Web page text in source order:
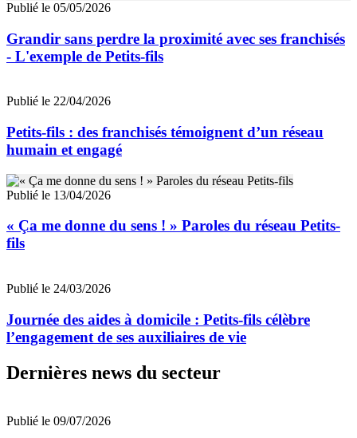
Publié le 05/05/2026
Grandir sans perdre la proximité avec ses franchisés
- L'exemple de Petits-fils
Publié le 22/04/2026
Petits-fils : des franchisés témoignent d’un réseau
humain et engagé
Publié le 13/04/2026
« Ça me donne du sens ! » Paroles du réseau Petits-
fils
Publié le 24/03/2026
Journée des aides à domicile : Petits-fils célèbre
l’engagement de ses auxiliaires de vie
Dernières news du secteur
Publié le 09/07/2026